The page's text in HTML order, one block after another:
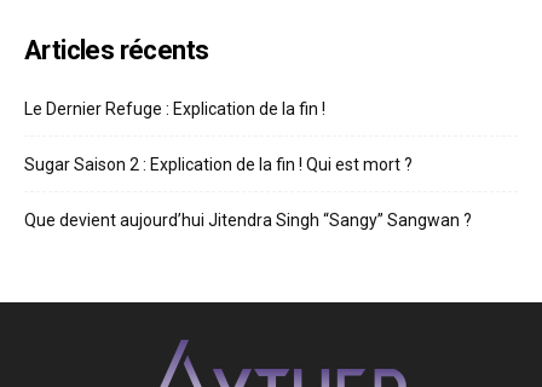
Articles récents
Le Dernier Refuge : Explication de la fin !
Sugar Saison 2 : Explication de la fin ! Qui est mort ?
Que devient aujourd’hui Jitendra Singh “Sangy” Sangwan ?